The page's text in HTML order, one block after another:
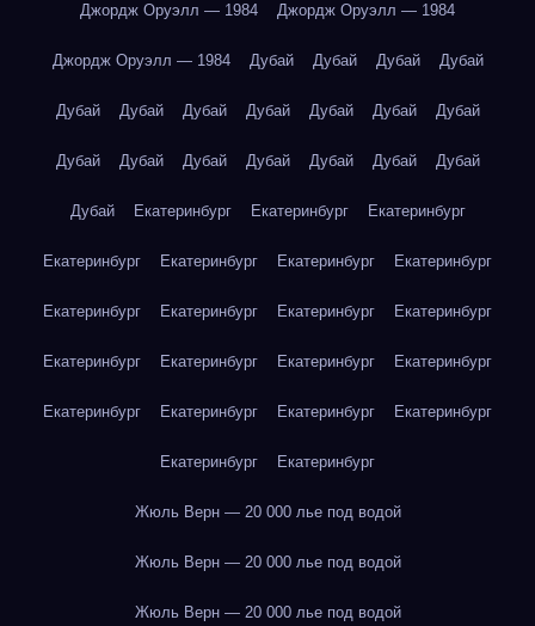
Джордж Оруэлл — 1984 Джордж Оруэлл — 1984
Джордж Оруэлл — 1984 Дубай Дубай Дубай Дубай
Дубай Дубай Дубай Дубай Дубай Дубай Дубай
Дубай Дубай Дубай Дубай Дубай Дубай Дубай
Дубай Екатеринбург Екатеринбург Екатеринбург
Екатеринбург Екатеринбург Екатеринбург Екатеринбург
Екатеринбург Екатеринбург Екатеринбург Екатеринбург
Екатеринбург Екатеринбург Екатеринбург Екатеринбург
Екатеринбург Екатеринбург Екатеринбург Екатеринбург
Екатеринбург Екатеринбург
Жюль Верн — 20 000 лье под водой
Жюль Верн — 20 000 лье под водой
Жюль Верн — 20 000 лье под водой